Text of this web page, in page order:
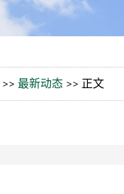
>> 最新动态 >> 正文